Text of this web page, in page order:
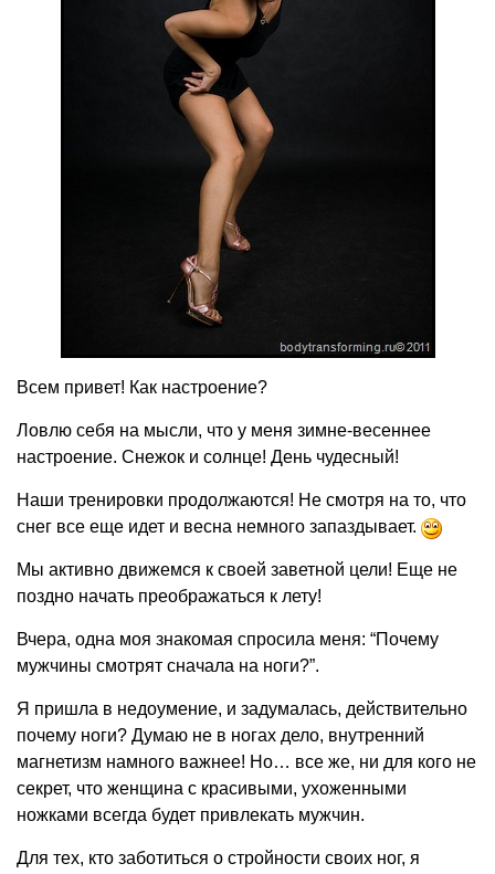
Всем привет! Как настроение?
Ловлю себя на мысли, что у меня зимне-весеннее
настроение. Снежок и солнце! День чудесный!
Наши тренировки продолжаются! Не смотря на то, что
снег все еще идет и весна немного запаздывает.
Мы активно движемся к своей заветной цели! Еще не
поздно начать преображаться к лету!
Вчера, одна моя знакомая спросила меня: “Почему
мужчины смотрят сначала на ноги?”.
Я пришла в недоумение, и задумалась, действительно
почему ноги? Думаю не в ногах дело, внутренний
магнетизм намного важнее! Но… все же, ни для кого не
секрет, что женщина с красивыми, ухоженными
ножками всегда будет привлекать мужчин.
Для тех, кто заботиться о стройности своих ног, я